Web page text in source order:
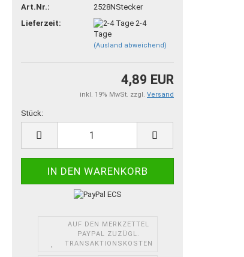
Art.Nr.:
2528NStecker
Lieferzeit:
2-4
Tage
(Ausland abweichend)
4,89 EUR
inkl. 19% MwSt. zzgl. Versand
Stück:
Stück
AUF DEN MERKZETTEL
PAYPAL ZUZÜGL.
TRANSAKTIONSKOSTEN